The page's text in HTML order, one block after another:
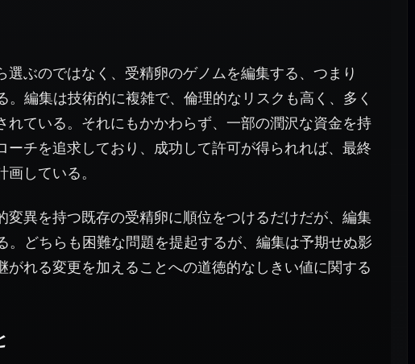
ぶのではなく、受精卵のゲノムを編集する、つまり
編集は技術的に複雑で、倫理的なリスクも高く、多く
ている。それにもかかわらず、一部の潤沢な資金を持
チを追求しており、成功して許可が得られれば、最終
している。
異を持つ既存の受精卵に順位をつけるだけだが、編集
どちらも困難な問題を提起するが、編集は予期せぬ影
れる変更を加えることへの道徳的なしきい値に関する